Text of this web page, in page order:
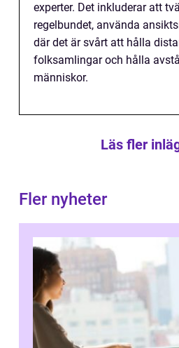
experter. Det inkluderar att
regelbundet, använda
där det är svårt att hålla
folksamlingar och hålla
människor.
Läs fler
Fler nyheter